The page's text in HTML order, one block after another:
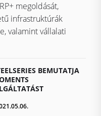
megoldását,
infrastruktúrák
valamint vállalati
BEMUTATJA